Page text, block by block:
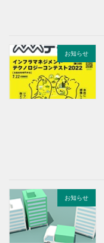
お知らせ
お知らせ